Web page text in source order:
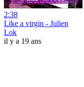
2:38
Like a virgin - Julien
Lok
il y a 19 ans